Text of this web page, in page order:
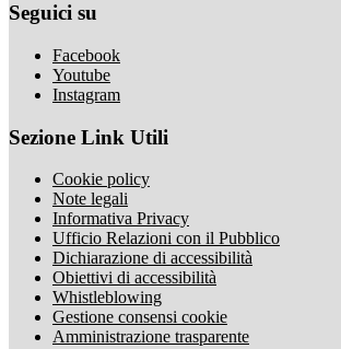
Seguici su
Facebook
Youtube
Instagram
Sezione Link Utili
Cookie policy
Note legali
Informativa Privacy
Ufficio Relazioni con il Pubblico
Dichiarazione di accessibilità
Obiettivi di accessibilità
Whistleblowing
Gestione consensi cookie
Amministrazione trasparente